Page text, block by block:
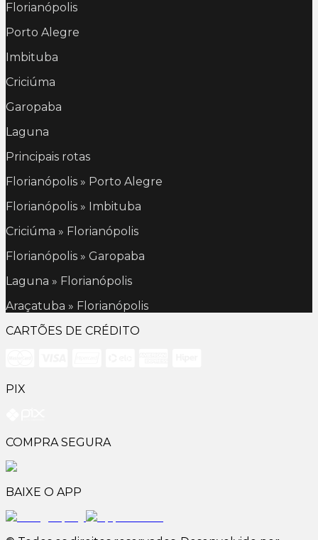
Florianópolis
Porto Alegre
Imbituba
Criciúma
Garopaba
Laguna
Principais rotas
Florianópolis » Porto Alegre
Florianópolis » Imbituba
Criciúma » Florianópolis
Florianópolis » Garopaba
Laguna » Florianópolis
Araçatuba » Florianópolis
CARTÕES DE CRÉDITO
PIX
COMPRA SEGURA
BAIXE O APP